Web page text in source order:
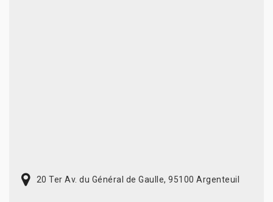
20 Ter Av. du Général de Gaulle, 95100 Argenteuil